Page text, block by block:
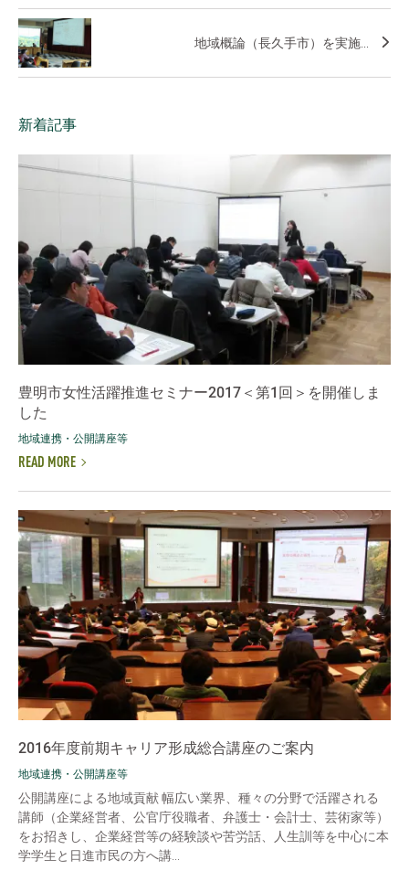
地域概論（長久手市）を実施...
新着記事
豊明市女性活躍推進セミナー2017＜第1回＞を開催しま
した
地域連携・公開講座等
READ MORE
2016年度前期キャリア形成総合講座のご案内
地域連携・公開講座等
公開講座による地域貢献 幅広い業界、種々の分野で活躍される
講師（企業経営者、公官庁役職者、弁護士・会計士、芸術家等）
をお招きし、企業経営等の経験談や苦労話、人生訓等を中心に本
学学生と日進市民の方へ講...